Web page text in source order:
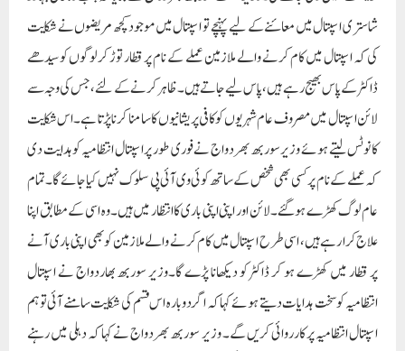
شاستری اسپتال میں معائنے کے لیے پہنچے تو اسپتال میں موجود کچھ مریضوں نے شکایت
کی کہ اسپتال میں کام کرنے والے ملازمین عملے کے نام پر قطار توڑ کر لوگوں کو سیدھے
ڈاکٹر کے پاس بھیج رہے ہیں، پاس لیے جاتے ہیں۔ ظاہر کرنے کے لئے، جس کی وجہ سے
لائن اسپتال میں مصروف عام شہریوں کو کافی پریشانیوں کا سامنا کرنا پڑتا ہے۔اس شکایت
کا نوٹس لیتے ہوئے وزیر سوربھ بھردواج نے فوری طور پر اسپتال انتظامیہ کو ہدایت دی
کہ عملے کے نام پر کسی بھی شخص کے ساتھ کوئی وی آئی پی سلوک نہیں کیا جائے گا۔ تمام
عام لوگ کھڑے ہوگئے۔ لائن اور اپنی اپنی باری کا انتظار میں ہیں۔وہ اسی کے مطابق اپنا
علاج کرا رہے ہیں، اسی طرح اسپتال میں کام کرنے والے ملازمین کو بھی اپنی باری آنے
پر قطار میں کھڑے ہو کر ڈاکٹر کو دیکھانا پڑے گا۔وزیر سوربھ بھاردواج نے اسپتال
انتظامیہ کو سخت ہدایات دیتے ہوئے کہا کہ اگر دوبارہ اس قسم کی شکایت سامنے آئی تو ہم
اسپتال انتظامیہ پر کارروائی کریں گے۔ وزیر سوربھ بھردواج نے کہا کہ دہلی میں رہنے